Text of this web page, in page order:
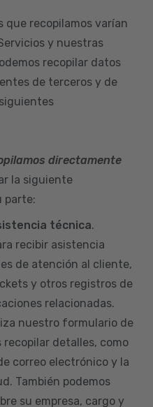
que recopilamos varían
y nuestras
recopilar datos
de terceros y de
directamente
la siguiente
parte:
técnica.
recibir asistencia
de atención al cliente,
y otros registros de
relacionadas.
nuestro formulario de
recopilar detalles, como
correo electrónico y la
También podemos
su empresa, cargo y